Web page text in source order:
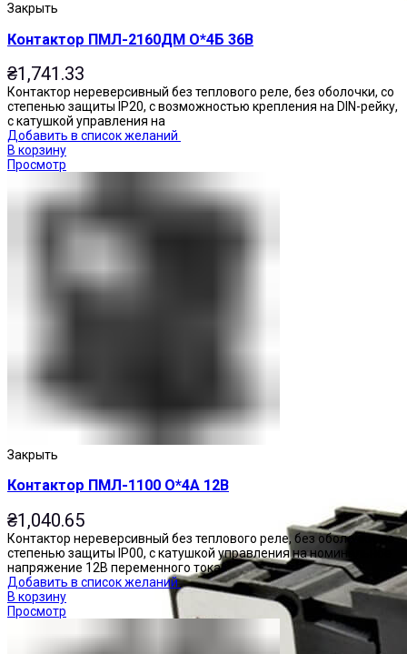
Закрыть
Контактор ПМЛ-2160ДМ О*4Б 36В
₴1,741.33
Контактор нереверсивный без теплового реле, без оболочки, со
степенью защиты IP20, с возможностью крепления на DIN-рейку,
с катушкой управления на
Добавить в список желаний
В корзину
Просмотр
Закрыть
Контактор ПМЛ-1100 О*4А 12В
₴1,040.65
Контактор нереверсивный без теплового реле, без оболочки, со
степенью защиты IP00, с катушкой управления на номинальное
напряжение 12В переменного тока.
Добавить в список желаний
В корзину
Просмотр